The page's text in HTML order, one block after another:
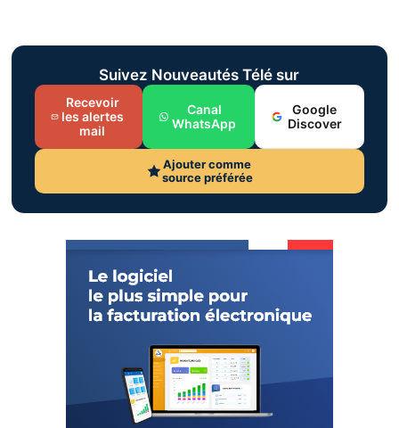
Suivez Nouveautés Télé sur
Recevoir
les alertes
mail
Canal
WhatsApp
Google
Discover
Ajouter comme
source préférée